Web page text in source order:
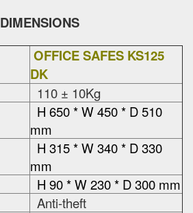
DIMENSIONS
OFFICE SAFES KS125
DK
110 ± 10Kg
H 650 * W 450 * D 510
mm
H 315 * W 340 * D 330
mm
H 90 * W 230 * D 300 mm
Anti-theft